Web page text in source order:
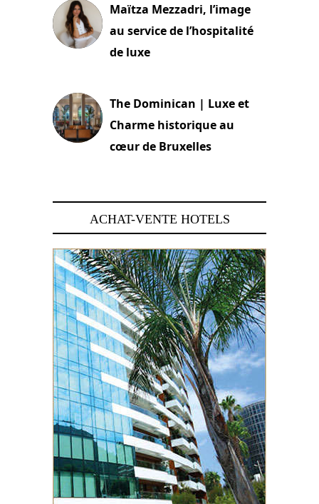
Maïtza Mezzadri, l’image
au service de l’hospitalité
de luxe
The Dominican | Luxe et
Charme historique au
cœur de Bruxelles
ACHAT-VENTE HOTELS